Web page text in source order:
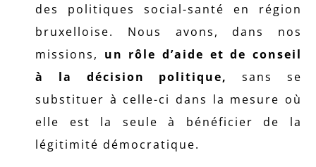
des politiques social-santé en région
bruxelloise. Nous avons, dans nos
missions, un rôle d’aide et de conseil
à la décision politique,sans se
substituer à celle-ci dans la mesure où
elle est la seule à bénéficier de la
légitimité démocratique.